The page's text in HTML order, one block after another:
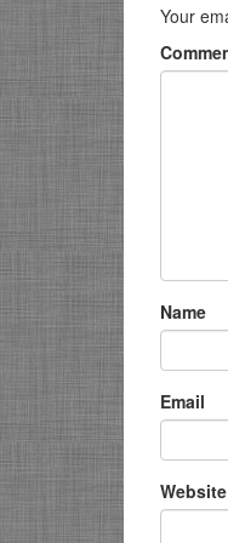
Your
Name
Email
Website